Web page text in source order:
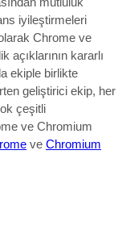
iyileştirmeleri
Chrome ve
açıklarının kararlı
ekiple birlikte
geliştirici ekip, her
çeşitli
ve Chromium
ve Chromium